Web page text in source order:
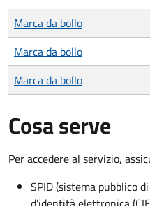
Tipo di pagamento
Importo
Marca da bollo
Marca da bollo
Marca da bollo
Cosa serve
Per accedere al servizio,
SPID (sistema pubblico